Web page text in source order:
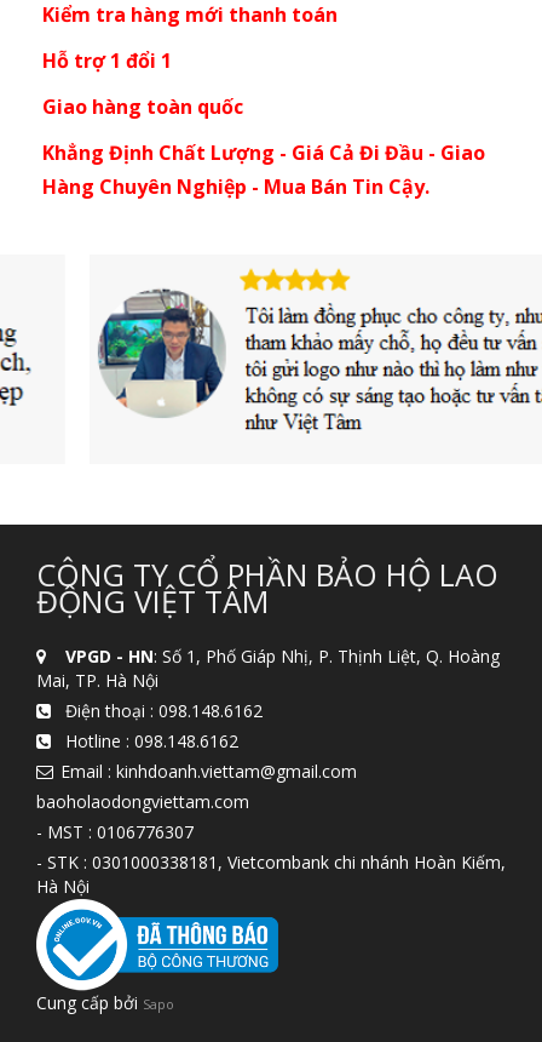
Kiểm tra hàng mới thanh toán
Hỗ trợ 1 đổi 1
Giao hàng toàn quốc
Khẳng Định Chất Lượng - Giá Cả Đi Đầu - Giao
Hàng Chuyên Nghiệp - Mua Bán Tin Cậy.
CÔNG TY CỔ PHẦN BẢO HỘ LAO
ĐỘNG VIỆT TÂM
VPGD - HN: Số 1, Phố Giáp Nhị, P. Thịnh Liệt, Q. Hoàng
Mai, TP. Hà Nội
Điện thoại : 098.148.6162
Hotline : 098.148.6162
Email : kinhdoanh.viettam@gmail.com
baoholaodongviettam.com
- MST : 0106776307
- STK : 0301000338181, Vietcombank chi nhánh Hoàn Kiếm,
Hà Nội
Cung cấp bởi Sapo